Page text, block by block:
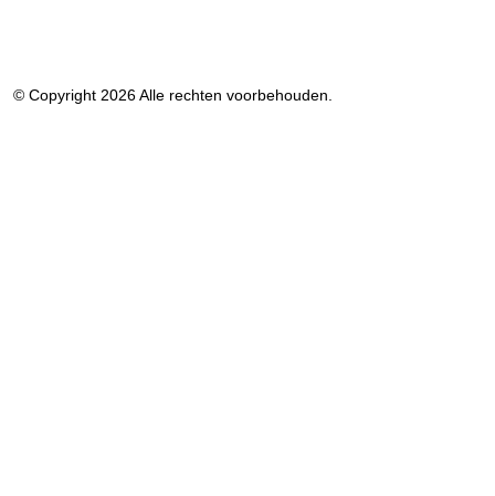
© Copyright 2026 Alle rechten voorbehouden.